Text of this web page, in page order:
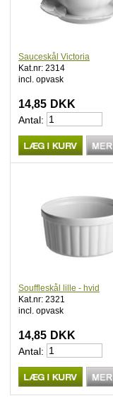
Sauceskål Victoria
Kat.nr: 2314
incl. opvask
14,85 DKK
Antal:
Souffleskål lille - hvid
Kat.nr: 2321
incl. opvask
14,85 DKK
Antal: